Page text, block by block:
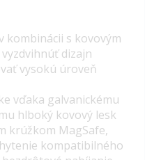
kombinácii s kovovým
dizajn
vysokú úroveň
vďaka galvanickému
hlboký kovový lesk
krúžkom MagSafe,
kompatibilného